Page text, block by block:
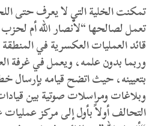
تمكنت الخلية التي لا يعرف حتى
تعمل لصالحها “لأنصار الله أم
قائد العمليات العكسرية في المنطقة
وربما بدون علمه، ويعمل في غرفة
بتعيينه، حيث اتضح قيامه بإرسال
وبلاغات ومراسلات صوتية بين
التحالف أولاً بأول إلى مركز